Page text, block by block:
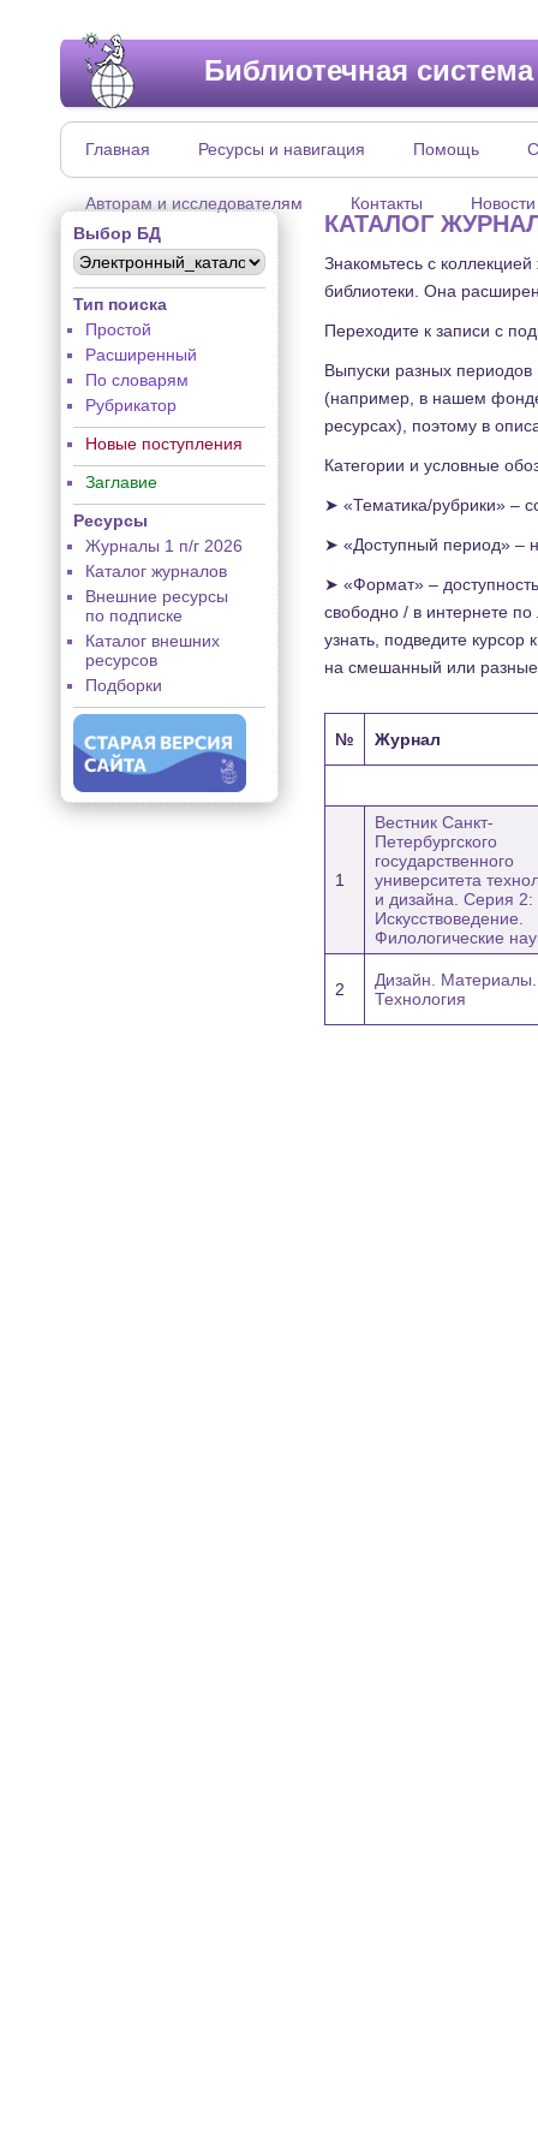
Библиотечная
Главная Ресурсы и навигация Помощь
Авторам и исследователям Контакты
Новости
Выбор БД
Тип поиска
Простой
Расширенный
По словарям
Рубрикатор
Новые поступления
Заглавие
Ресурсы
Журналы 1 п/г 2026
Каталог журналов
Внешние ресурсы
по подписке
Каталог внешних
ресурсов
Подборки
КАТАЛОГ
Знакомьтесь с
библиотеки. Она
Переходите к записи с
Выпуски разных
(например, в нашем
ресурсах), поэтому в
Категории и условные
➤ «Тематика/рубрики» –
➤ «Доступный период» –
➤ «Формат» –
свободно / в интернете
узнать, подведите
на смешанный или
№ Журнал
1
Вестник Санкт-
Петербургского
государственного
университета
и дизайна. Серия 2:
Искусствоведение.
Филологические
2
Дизайн. Материалы.
Технология